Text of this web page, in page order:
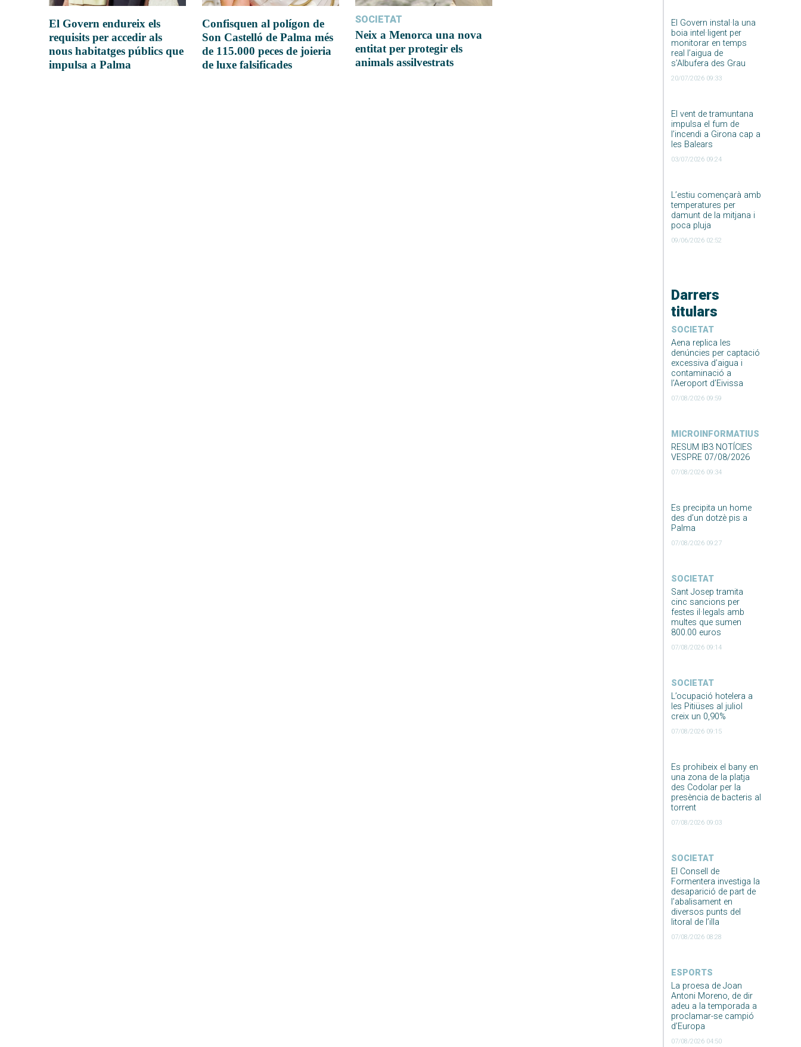
El Govern instal·la una
boia intel·ligent per
monitorar en temps
real l’aigua de
s’Albufera des Grau
20/07/2026 09:33
El vent de tramuntana
impulsa el fum de
l’incendi a Girona cap a
les Balears
03/07/2026 09:24
L’estiu començarà amb
temperatures per
damunt de la mitjana i
poca pluja
09/06/2026 02:52
Darrers
titulars
SOCIETAT
Aena replica les
denúncies per captació
excessiva d’aigua i
contaminació a
l’Aeroport d’Eivissa
07/08/2026 09:59
MICROINFORMATIUS
RESUM IB3 NOTÍCIES
VESPRE 07/08/2026
07/08/2026 09:34
Es precipita un home
des d’un dotzè pis a
Palma
07/08/2026 09:27
SOCIETAT
Sant Josep tramita
cinc sancions per
festes il·legals amb
multes que sumen
800.00 euros
07/08/2026 09:14
SOCIETAT
L’ocupació hotelera a
les Pitiüses al juliol
creix un 0,90%
07/08/2026 09:15
Es prohibeix el bany en
una zona de la platja
des Codolar per la
presència de bacteris al
torrent
07/08/2026 09:03
SOCIETAT
El Consell de
Formentera investiga la
desaparició de part de
l’abalisament en
diversos punts del
litoral de l’illa
07/08/2026 08:28
ESPORTS
La proesa de Joan
Antoni Moreno, de dir
adeu a la temporada a
proclamar-se campió
d’Europa
07/08/2026 04:50
El Govern endureix els
requisits per accedir als
nous habitatges públics que
impulsa a Palma
Confisquen al polígon de
Son Castelló de Palma més
de 115.000 peces de joieria
de luxe falsificades
SOCIETAT
Neix a Menorca una nova
entitat per protegir els
animals assilvestrats